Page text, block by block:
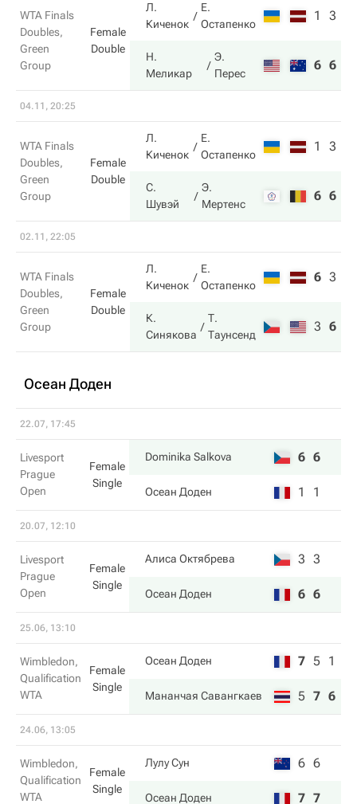
WTA Finals
Doubles,
Green
Group
Female
Double
Л.
Киченок
Е.
Остапенко
1 3
Н.
Меликар
Э.
Перес
6 6
04.11, 20:25
WTA Finals
Doubles,
Green
Group
Female
Double
Л.
Киченок
Е.
Остапенко
1 3
С.
Шувэй
Э.
Мертенс
6 6
02.11, 22:05
WTA Finals
Doubles,
Green
Group
Female
Double
Л.
Киченок
Е.
Остапенко
6 3
К.
Синякова
Т.
Таунсенд
3 6
Осеан Доден
22.07, 17:45
Livesport
Prague
Open
Female
Single
Dominika Salkova 6 6
Осеан Доден 1 1
20.07, 12:10
Livesport
Prague
Open
Female
Single
Алиса Октябрева 3 3
Осеан Доден 6 6
25.06, 13:10
Wimbledon,
Qualification
WTA
Female
Single
Осеан Доден 7 5 1
Мананчая Савангкаев 5 7 6
24.06, 13:05
Wimbledon,
Qualification
WTA
Female
Single
Лулу Сун 6 6
Осеан Доден 7 7